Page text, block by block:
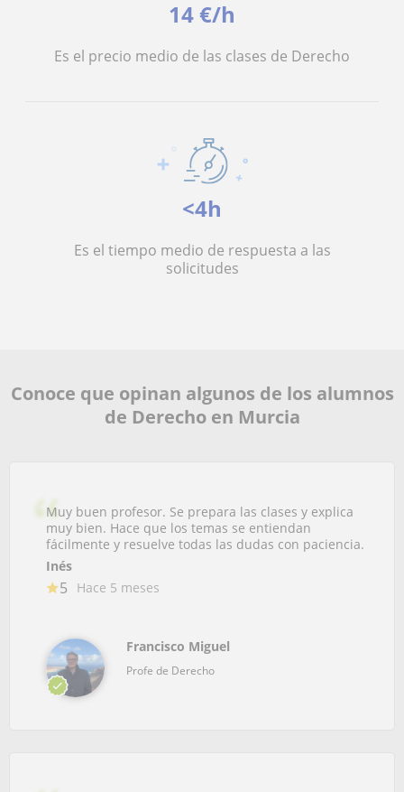
14 €/h
Es el precio medio de las clases de Derecho
<4h
Es el tiempo medio de respuesta a las
solicitudes
Conoce que opinan algunos de los alumnos
de Derecho en Murcia
Muy buen profesor. Se prepara las clases y explica
muy bien. Hace que los temas se entiendan
fácilmente y resuelve todas las dudas con paciencia.
Inés
5 Hace 5 meses
Francisco Miguel
Profe de Derecho